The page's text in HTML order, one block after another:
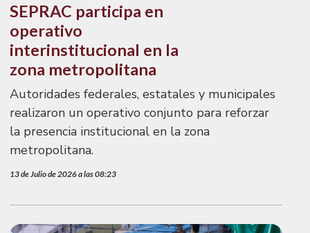
SEPRAC participa en
operativo
interinstitucional en la
zona metropolitana
Autoridades federales, estatales y municipales
realizaron un operativo conjunto para reforzar
la presencia institucional en la zona
metropolitana.
13 de Julio de 2026 a las 08:23